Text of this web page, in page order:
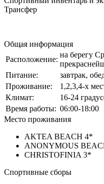
Трансфер
Общая информация
Расположение:
на берегу
Питание:
завтрак,
Проживание:
1,2,3,4-х
Климат:
16-24
Время работы: 06:00-18:00
Место проживания
AKTEA BEACH 4*
ANONYMOUS
CHRISTOFINIA 3*
Спортивные сборы